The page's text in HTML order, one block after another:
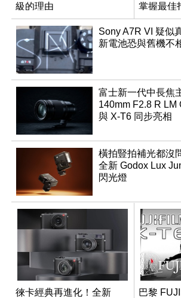
級的理由
掌握最佳
Sony A7R VI 疑似
新電池恐與舊機不
富士新一代中長焦
140mm F2.8 R LM
與 X-T6 同步亮相
橫拍豎拍補光都沒
全新 Godox Lux
閃光燈
徠卡經典再進化！全新
巴黎